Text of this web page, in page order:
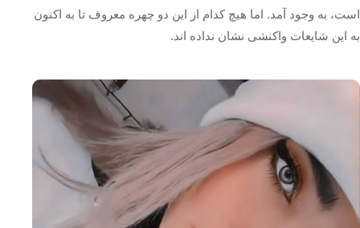
است، به وجود آمد. اما هیچ کدام از این دو چهره معروف تا به اکنون
به این شایعات واکنشی نشان نداده اند.